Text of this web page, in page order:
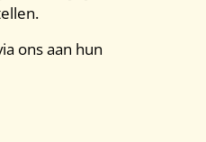
ons aan hun